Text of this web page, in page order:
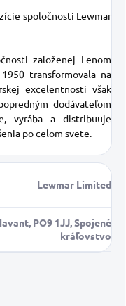
spoločnosti Lewmar
založenej Lenom
transformovala na
excelentnosti však
dodávateľom
vyrába a distribuuje
po celom svete.
Lewmar Limited
PO9 1JJ, Spojené
kráľovstvo